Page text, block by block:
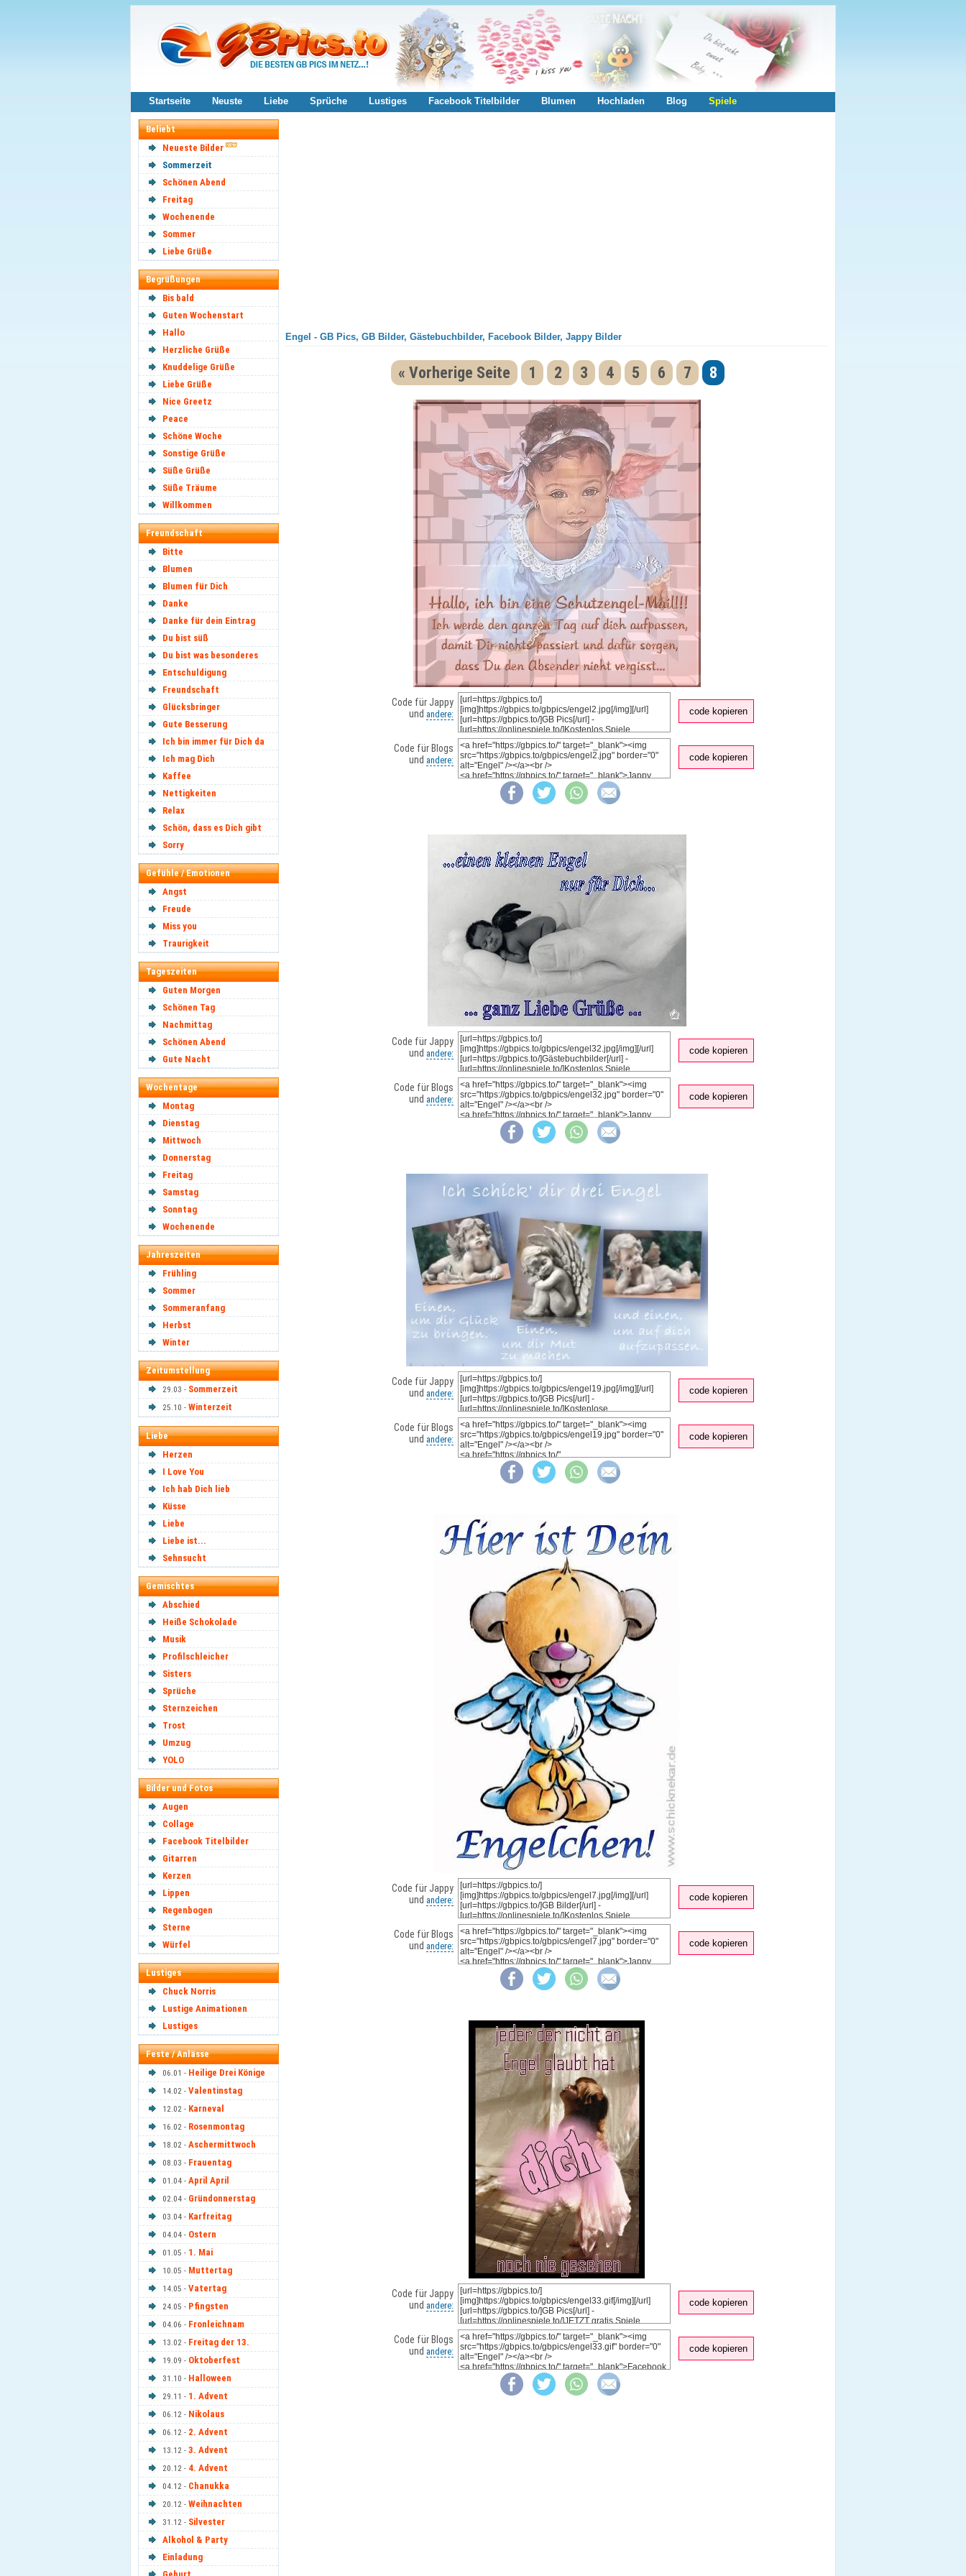
Startseite Neuste Liebe Sprüche Lustiges Facebook Titelbilder Blumen Hochladen Blog Spiele
Beliebt
Neueste Bilder
Sommerzeit
Schönen Abend
Freitag
Wochenende
Sommer
Liebe Grüße
Begrüßungen
Bis bald
Guten Wochenstart
Hallo
Herzliche Grüße
Knuddelige Grüße
Liebe Grüße
Nice Greetz
Peace
Schöne Woche
Sonstige Grüße
Süße Grüße
Süße Träume
Willkommen
Freundschaft
Bitte
Blumen
Blumen für Dich
Danke
Danke für dein Eintrag
Du bist süß
Du bist was besonderes
Entschuldigung
Freundschaft
Glücksbringer
Gute Besserung
Ich bin immer für Dich da
Ich mag Dich
Kaffee
Nettigkeiten
Relax
Schön, dass es Dich gibt
Sorry
Gefühle / Emotionen
Angst
Freude
Miss you
Traurigkeit
Tageszeiten
Guten Morgen
Schönen Tag
Nachmittag
Schönen Abend
Gute Nacht
Wochentage
Montag
Dienstag
Mittwoch
Donnerstag
Freitag
Samstag
Sonntag
Wochenende
Jahreszeiten
Frühling
Sommer
Sommeranfang
Herbst
Winter
Zeitumstellung
29.03 - Sommerzeit
25.10 - Winterzeit
Liebe
Herzen
I Love You
Ich hab Dich lieb
Küsse
Liebe
Liebe ist...
Sehnsucht
Gemischtes
Abschied
Heiße Schokolade
Musik
Profilschleicher
Sisters
Sprüche
Sternzeichen
Trost
Umzug
YOLO
Bilder und Fotos
Augen
Collage
Facebook Titelbilder
Gitarren
Kerzen
Lippen
Regenbogen
Sterne
Würfel
Lustiges
Chuck Norris
Lustige Animationen
Lustiges
Feste / Anlässe
06.01 - Heilige Drei Könige
14.02 - Valentinstag
12.02 - Karneval
16.02 - Rosenmontag
18.02 - Aschermittwoch
08.03 - Frauentag
01.04 - April April
02.04 - Gründonnerstag
03.04 - Karfreitag
04.04 - Ostern
01.05 - 1. Mai
10.05 - Muttertag
14.05 - Vatertag
24.05 - Pfingsten
04.06 - Fronleichnam
13.02 - Freitag der 13.
19.09 - Oktoberfest
31.10 - Halloween
29.11 - 1. Advent
06.12 - Nikolaus
06.12 - 2. Advent
13.12 - 3. Advent
20.12 - 4. Advent
04.12 - Chanukka
20.12 - Weihnachten
31.12 - Silvester
Alkohol & Party
Einladung
Engel - GB Pics, GB Bilder, Gästebuchbilder, Facebook Bilder, Jappy Bilder
« Vorherige Seite 1 2 3 4 5 6 7 8
Code für Jappy
und andere: code kopieren
Code für Blogs
und andere: code kopieren
Code für Jappy
und andere: code kopieren
Code für Blogs
und andere: code kopieren
Code für Jappy
und andere: code kopieren
Code für Blogs
und andere: code kopieren
Code für Jappy
und andere: code kopieren
Code für Blogs
und andere: code kopieren
Code für Jappy
und andere: code kopieren
Code für Blogs
und andere: code kopieren